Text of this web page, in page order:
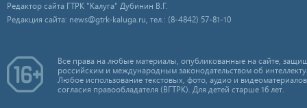
Редактор сайта ГТРК "Калуга" Дубинин В.Г.
Редакция сайта: news@gtrk-kaluga.ru, тел.: (8-4842) 57-81-10
Все права на любые материалы, опубликованные на сайте,
российским и международным законодательством об
Любое использование текстовых, фото, аудио и
согласия правообладателя (ВГТРК). Для детей старше 16 лет.